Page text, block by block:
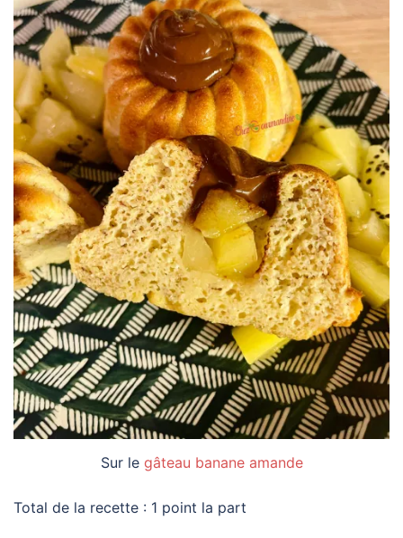
Sur le gâteau banane amande
Total de la recette : 1 point la part